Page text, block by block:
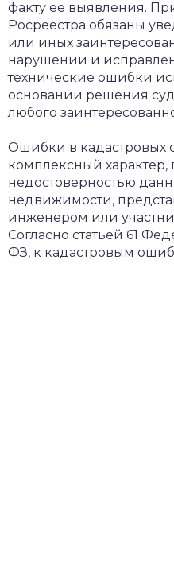
факту ее выявления.
Росреестра обязаны
или иных
нарушении и
технические ошибки
основании решения
любого
Ошибки в кадастровых
комплексный характер,
недостоверностью
недвижимости,
инженером или
Согласно статьей 61
ФЗ, к кадастровым